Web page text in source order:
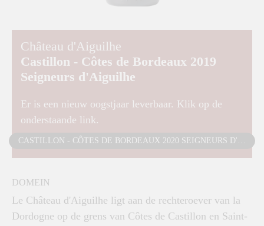
Château d'Aiguilhe
Castillon - Côtes de Bordeaux 2019
Seigneurs d'Aiguilhe
Er is een nieuw oogstjaar leverbaar. Klik op de
onderstaande link.
CASTILLON - CÔTES DE BORDEAUX 2020 SEIGNEURS D'AIGUILHE
DOMEIN
Le Château d'Aiguilhe ligt aan de rechteroever van la
Dordogne op de grens van Côtes de Castillon en Saint-